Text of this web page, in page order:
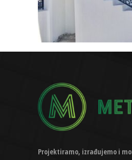
Projektiramo, izrađujemo i